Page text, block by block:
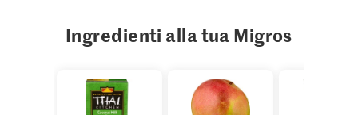
Ingredienti alla tua Migros